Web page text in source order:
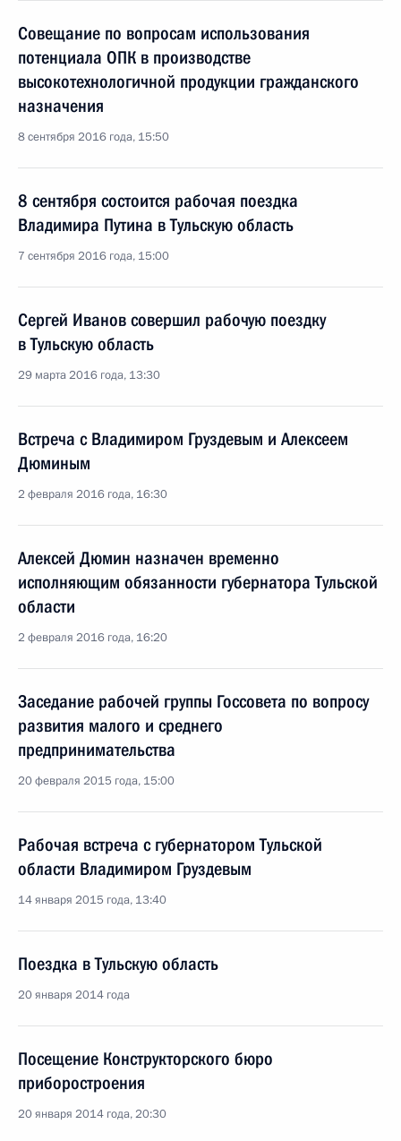
Совещание по вопросам использования
потенциала ОПК в производстве
высокотехнологичной продукции гражданского
назначения
8 сентября 2016 года, 15:50
8 сентября состоится рабочая поездка
Владимира Путина в Тульскую область
7 сентября 2016 года, 15:00
Сергей Иванов совершил рабочую поездку
в Тульскую область
29 марта 2016 года, 13:30
Встреча с Владимиром Груздевым и Алексеем
Дюминым
2 февраля 2016 года, 16:30
Алексей Дюмин назначен временно
исполняющим обязанности губернатора Тульской
области
2 февраля 2016 года, 16:20
Заседание рабочей группы Госсовета по вопросу
развития малого и среднего
предпринимательства
20 февраля 2015 года, 15:00
Рабочая встреча с губернатором Тульской
области Владимиром Груздевым
14 января 2015 года, 13:40
Поездка в Тульскую область
20 января 2014 года
Посещение Конструкторского бюро
приборостроения
20 января 2014 года, 20:30